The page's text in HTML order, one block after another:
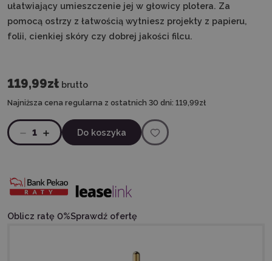
ułatwiający umieszczenie jej w głowicy plotera. Za
pomocą ostrzy z łatwością wytniesz projekty z papieru,
folii, cienkiej skóry czy dobrej jakości filcu.
119,99zł brutto
Najniższa cena regularna z ostatnich 30 dni: 119,99zł
1 Do koszyka
Oblicz ratę 0%Sprawdź ofertę